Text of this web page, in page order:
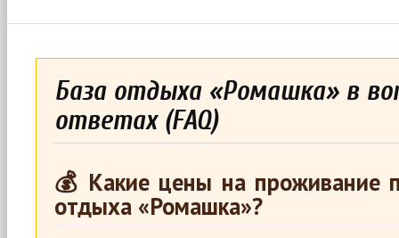
База отдыха «Ромашка» в
ответах (FAQ)
💰 Какие цены на проживание
отдыха «Ромашка»?